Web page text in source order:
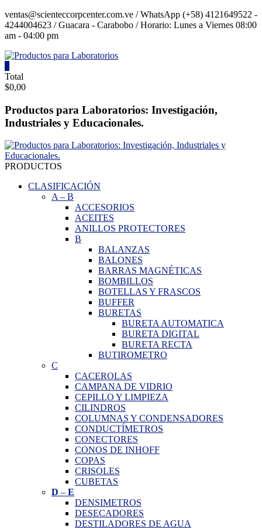
Saltar
contenido
ventas@scienteccorpcenter.com.ve / WhatsApp (+58) 4121649522 -
4244004623 / Guacara - Carabobo / Horario: Lunes a Viernes 08:00
am - 04:00 pm
Productos
para
Laboratorios
Investigación,
y
Educacionales.
Total
$0,00
Productos para Laboratorios: Investigación,
Industriales y Educacionales.
PRODUCTOS
CLASIFICACIÓN
A– B
ACCESORIOS
ACEITES
ANILLOS PROTECTORES
B
BALANZAS
BALONES
BARRAS MAGNÉTICAS
BOMBILLOS
BOTELLAS Y FRASCOS
BUFFER
BURETAS
BURETA AUTOMATICA
BURETA DIGITAL
BURETA RECTA
BUTIROMETRO
C
CACEROLAS
CAMPANA DE VIDRIO
CEPILLO Y LIMPIEZA
CILINDROS
COLUMNAS Y CONDENSADORES
CONDUCTÍMETROS
CONECTORES
CONOS DE INHOFF
COPAS
CRISOLES
CUBETAS
D – E
DENSIMETROS
DESECADORES
DESTILADORES DE AGUA